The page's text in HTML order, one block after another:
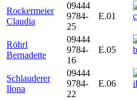
Rockermeier
Claudia
09444
9784-
25
E.01
Röhrl
Bernadette
09444
9784-
16
E.05
Schlauderer
Ilona
09444
9784-
22
E.06